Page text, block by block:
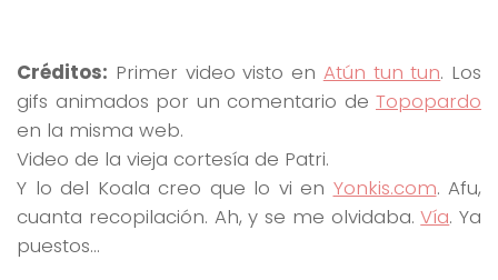
Créditos: Primer video visto en Atún tun tun. Los
gifs animados por un comentario de Topopardo
en la misma web.
Video de la vieja cortesía de Patri.
Y lo del Koala creo que lo vi en Yonkis.com. Afu,
cuanta recopilación. Ah, y se me olvidaba.Vía. Ya
puestos…